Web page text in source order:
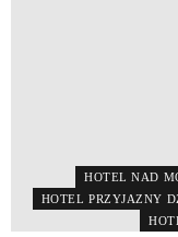
HOTEL NAD
HOTEL PRZYJAZNY